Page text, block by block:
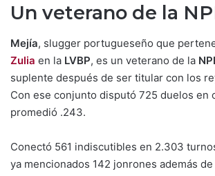
Un veterano de la
Mejía, slugger portugueseño que
Zulia en la LVBP, es un veterano de la
suplente después de ser titular con los
Con ese conjunto disputó 725 duelos en
promedió .243.
Conectó 561 indiscutibles en 2.303
ya mencionados 142 jonrones además